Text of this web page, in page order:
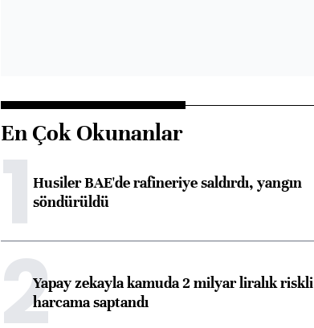
En Çok Okunanlar
1Husiler BAE'de rafineriye saldırdı, yangın
söndürüldü
2Yapay zekayla kamuda 2 milyar liralık riskli
harcama saptandı